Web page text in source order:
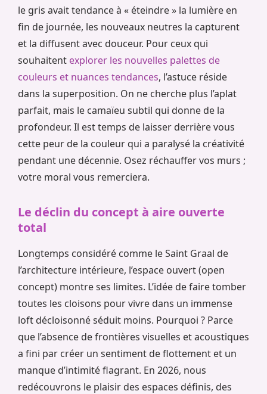
le gris avait tendance à « éteindre » la lumière en
fin de journée, les nouveaux neutres la capturent
et la diffusent avec douceur. Pour ceux qui
souhaitent explorer les nouvelles palettes de
couleurs et nuances tendances, l’astuce réside
dans la superposition. On ne cherche plus l’aplat
parfait, mais le camaïeu subtil qui donne de la
profondeur. Il est temps de laisser derrière vous
cette peur de la couleur qui a paralysé la créativité
pendant une décennie. Osez réchauffer vos murs ;
votre moral vous remerciera.
Le déclin du concept à aire ouverte
total
Longtemps considéré comme le Saint Graal de
l’architecture intérieure, l’espace ouvert (open
concept) montre ses limites. L’idée de faire tomber
toutes les cloisons pour vivre dans un immense
loft décloisonné séduit moins. Pourquoi ? Parce
que l’absence de frontières visuelles et acoustiques
a fini par créer un sentiment de flottement et un
manque d’intimité flagrant. En 2026, nous
redécouvrons le plaisir des espaces définis, des